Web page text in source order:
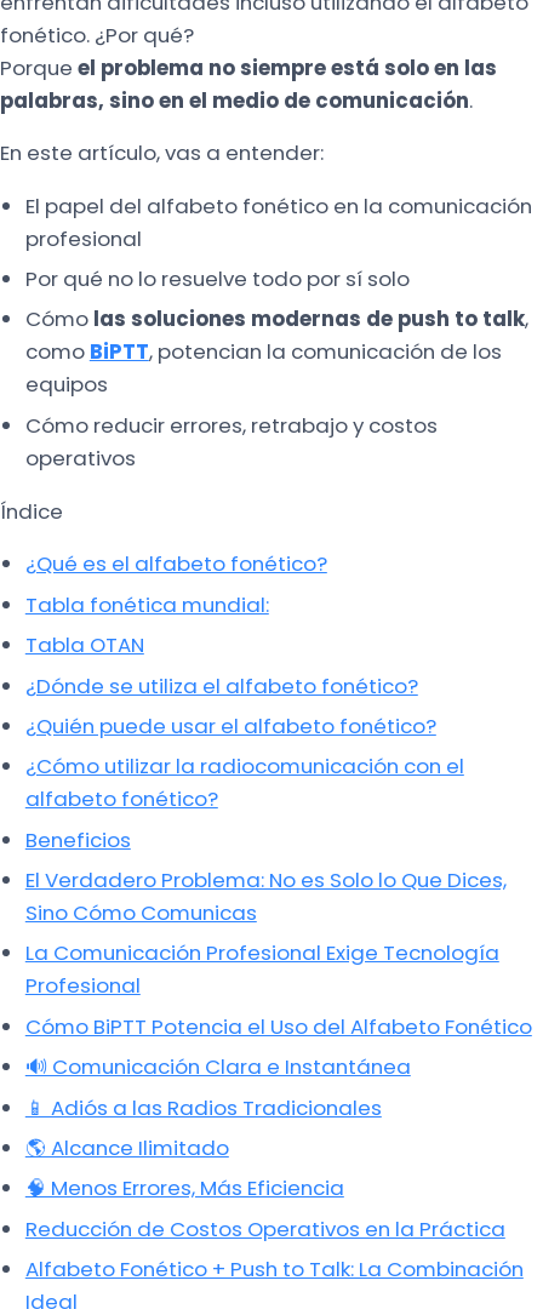
fonético. ¿Por qué?
Porque el problema no siempre está solo en las
palabras, sino en el medio de comunicación.
En este artículo, vas a entender:
El papel del alfabeto fonético en la comunicación
profesional
Por qué no lo resuelve todo por sí solo
Cómo las soluciones modernas de push to talk,
como BiPTT, potencian la comunicación de los
equipos
Cómo reducir errores, retrabajo y costos
operativos
Índice
¿Qué es el alfabeto fonético?
Tabla fonética mundial:
Tabla OTAN
¿Dónde se utiliza el alfabeto fonético?
¿Quién puede usar el alfabeto fonético?
¿Cómo utilizar la radiocomunicación con el
alfabeto fonético?
Beneficios
El Verdadero Problema: No es Solo lo Que Dices,
Sino Cómo Comunicas
La Comunicación Profesional Exige Tecnología
Profesional
Cómo BiPTT Potencia el Uso del Alfabeto Fonético
🔊 Comunicación Clara e Instantánea
📱 Adiós a las Radios Tradicionales
🌎 Alcance Ilimitado
🧠 Menos Errores, Más Eficiencia
Reducción de Costos Operativos en la Práctica
Alfabeto Fonético + Push to Talk: La Combinación
Ideal